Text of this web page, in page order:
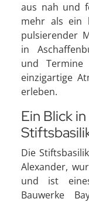
aus nah und
mehr als ein
pulsierender
in
und
einzigartige
erleben.
Ein Blick
Die
Alexander,
und ist
Bauwerke